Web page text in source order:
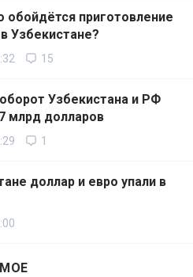
обойдётся приготовление
Узбекистане?
15
Узбекистана и РФ
млрд долларов
1
доллар и евро упали в